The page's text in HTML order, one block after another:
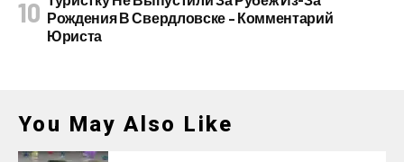
Рождения В Свердловске – Комментарий
Юриста
You May Also Like